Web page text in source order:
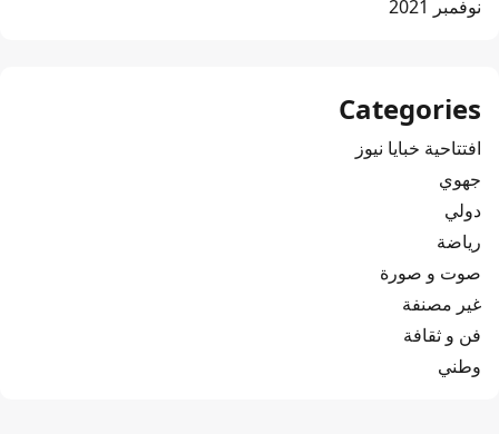
نوفمبر 2021
Categories
افتتاحية خبايا نيوز
جهوي
دولي
رياضة
صوت و صورة
غير مصنفة
فن و ثقافة
وطني